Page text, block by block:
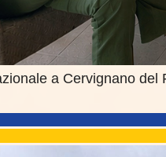
a Cervignano